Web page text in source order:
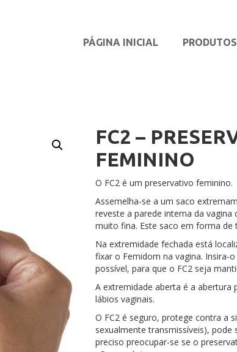
PÁGINA INICIAL PRODUTOS
FC2 –
FEMININO
O FC2 é um preservativo feminino.
Assemelha-se a um saco
reveste a parede interna da
muito fina. Este saco em forma de
Na extremidade fechada está
fixar o Femidom na vagina. Insira-
possível, para que o FC2 seja
A extremidade aberta é a abertura
lábios vaginais.
O FC2 é seguro, protege contra a
sexualmente transmissíveis),
preciso preocupar-se se o